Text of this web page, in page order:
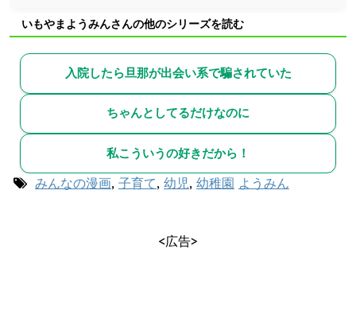
いもやまようみんさんの他のシリーズを読む
入院したら旦那が出会い系で騙されていた
ちゃんとしてるだけなのに
私こういうの好きだから！
みんなの漫画, 子育て, 幼児, 幼稚園 ようみん
<広告>